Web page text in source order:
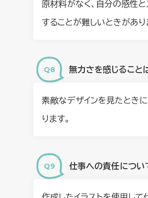
原材料がなく、自分の感性
することが難しいときがあり
無力さを感じること
素敵なデザインを見たとき
ります。
仕事への責任につい